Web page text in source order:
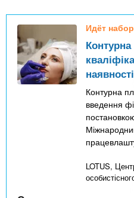
Идёт
Контурна
введення
LOTUS,